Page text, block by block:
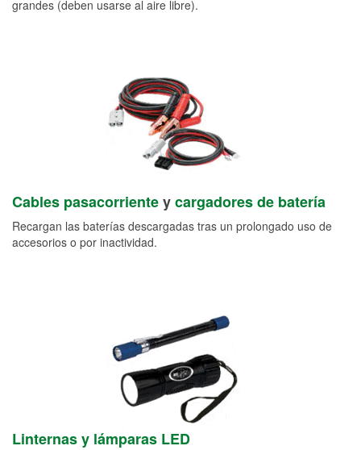
grandes (deben usarse al aire libre).
Cables pasacorrienteycargadores de batería
Recargan las baterías descargadas tras un prolongado uso de
accesorios o por inactividad.
Linternas y lámparas LED